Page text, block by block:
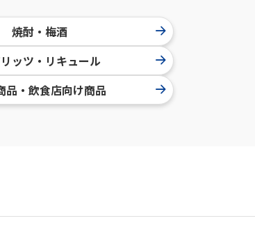
焼酎・梅酒
ッツ・リキュール
品・飲食店向け商品